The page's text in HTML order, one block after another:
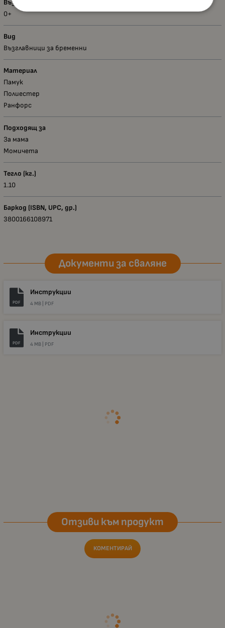
Възраст - диапазон
0+
Вид
Възглавници за бременни
Материал
Памук
Полиестер
Ранфорс
Подходящ за
За мама
Момичета
Тегло (кг.)
1.10
Баркод (ISBN, UPC, др.)
3800166108971
Документи за сваляне
PDF
Инструкции
4 MB | PDF
PDF
Инструкции
4 MB | PDF
Отзиви към продукт
КОМЕНТИРАЙ